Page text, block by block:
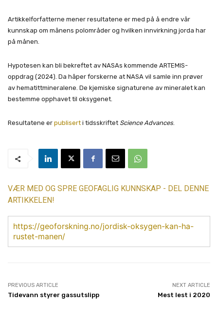
Artikkelforfatterne mener resultatene er med på å endre vår
kunnskap om månens polområder og hvilken innvirkning jorda har
på månen.
Hypotesen kan bli bekreftet av NASAs kommende ARTEMIS-
oppdrag (2024). Da håper forskerne at NASA vil samle inn prøver
av hematittmineralene. De kjemiske signaturene av mineralet kan
bestemme opphavet til oksygenet.
Resultatene er publisert i tidsskriftet Science Advances.
VÆR MED OG SPRE GEOFAGLIG KUNNSKAP - DEL DENNE
ARTIKKELEN!
https://geoforskning.no/jordisk-oksygen-kan-ha-
rustet-manen/
PREVIOUS ARTICLE
Tidevann styrer gassutslipp
NEXT ARTICLE
Mest lest i 2020